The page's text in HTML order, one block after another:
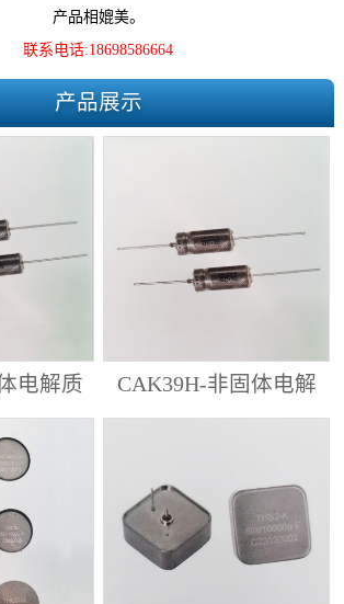
产品相媲美。
联系电话:18698586664
产品展示
电解质
CAK39H-非固体电解